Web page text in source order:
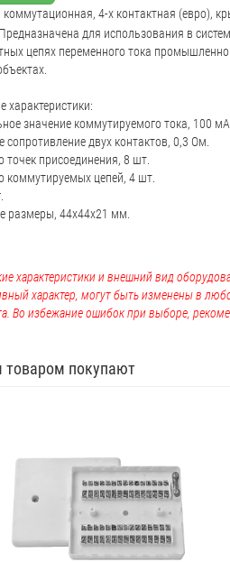
коммутационная, 4-х контактная (евро),
для использования в
цепях переменного тока
характеристики:
значение коммутируемого тока, 100
сопротивление двух контактов, 0,3 Ом.
точек присоединения, 8 шт.
коммутируемых цепей, 4 шт.
размеры, 44х44х21 мм.
характеристики и внешний вид
характер, могут быть изменены в
Во избежание ошибок при выборе,
товаром покупают